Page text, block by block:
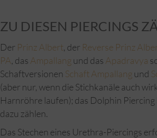
ZU DIESEN PIERCINGS
Der Prinz Albert, der Reverse Prinz
PA, das Ampallang und das Apadravya
Schaftversionen Schaft Ampallang und
(aber nur, wenn die Stichkanäle auch
Harnröhre laufen); das Dolphin Piercing
dazu zählen.
Das Stechen eines Urethra-Piercings